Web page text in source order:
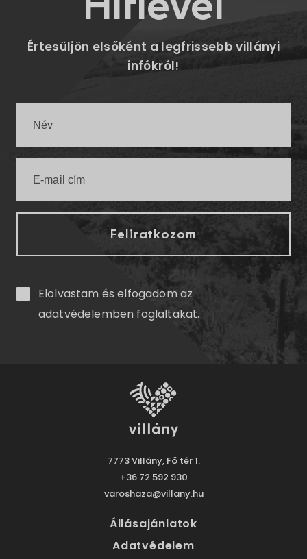
Értesüljön elsőként a legfrissebb villányi
infókról!
Elolvastam és elfogadom az
adatvédelemben foglaltakat.
7773 Villány, Fő tér 1.
+36 72 592 930
varoshaza@villany.hu
Állásajánlatok
Adatvédelem